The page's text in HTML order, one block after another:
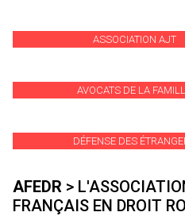
ASSOCIATION AJT
AVOCATS DE LA
DÉFENSE DES
AFEDR >
FRANÇAIS EN DROIT